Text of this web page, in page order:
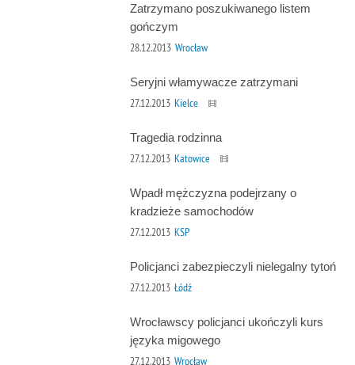
Zatrzymano poszukiwanego listem
gończym
28.12.2013 Wrocław
Seryjni włamywacze zatrzymani
27.12.2013 Kielce
Tragedia rodzinna
27.12.2013 Katowice
Wpadł mężczyzna podejrzany o
kradzieże samochodów
27.12.2013 KSP
Policjanci zabezpieczyli nielegalny tytoń
27.12.2013 Łódź
Wrocławscy policjanci ukończyli kurs
języka migowego
27.12.2013 Wrocław